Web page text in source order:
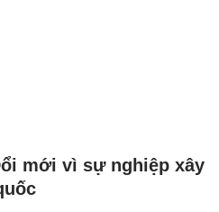
mới vì sự nghiệp xây